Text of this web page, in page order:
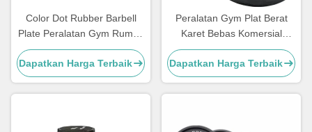
Color Dot Rubber Barbell
Plate Peralatan Gym Rumah
Bumper Weight Plate
Dapatkan Harga Terbaik
Peralatan Gym Plat Berat
Karet Bebas Komersial
Angkat Berat
Dapatkan Harga Terbaik